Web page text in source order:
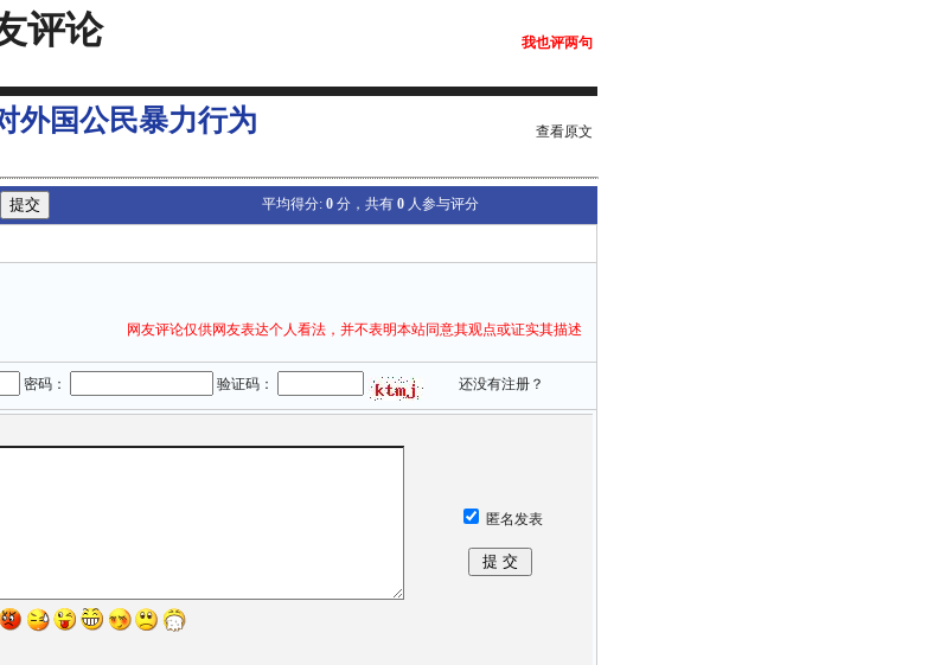
评论 我也评两句
外国公民暴力行为 查看原文
平均得分: 0 分，共有 0 人参与评分
网友评论仅供网友表达个人看法，并不表明本站同意其观点或证实其描述
密码： 验证码： 还没有注册？
匿名发表